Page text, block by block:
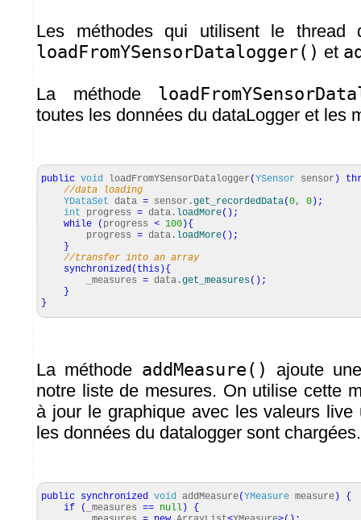
Les méthodes qui utilisent le thread
loadFromYSensorDatalogger() et
La méthode
toutes les données du dataLogger et les
public void loadFromYSensorDatalogger (YSensor sensor )
//data loading
YDataSet data = sensor.get_recordedData(0, 0 ) ;
int progress = data. loadMore( ) ;
while
( progress < 100 ){
progress = data. loadMore( ) ;
}
//transfer into an array
synchronized( this ){
_measures = data.get_measures( ) ;
}
}
La méthode addMeasure()
ajoute
notre liste de mesures. On utilise cette
à jour le graphique avec les valeurs live
les données du datalogger sont chargées.
public synchronized void addMeasure(YMeasure measure )
{
if
( _measures == null )
{